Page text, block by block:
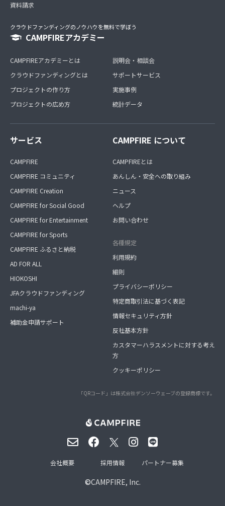
資料請求
クラウドファンディングのノウハウを無料で学ぼう
CAMPFIREアカデミー
CAMPFIREアカデミーとは
クラウドファンディングとは
プロジェクトの作り方
プロジェクトの広め方
説明会・相談会
サポートサービス
実施事例
統計データ
サービス
CAMPFIRE
CAMPFIRE コミュニティ
CAMPFIRE Creation
CAMPFIRE for Social Good
CAMPFIRE for Entertainment
CAMPFIRE for Sports
CAMPFIRE ふるさと納税
AD FOR ALL
HIOKOSHI
JFAクラウドファンディング
machi-ya
補助金申請サポート
CAMPFIRE について
CAMPFIREとは
あんしん・安全への取り組み
ニュース
ヘルプ
お問い合わせ
各種規定
利用規約
細則
プライバシーポリシー
特定商取引法に基づく表記
情報セキュリティ方針
反社基本方針
カスタマーハラスメントに対する考え
方
クッキーポリシー
「QRコード」は株式会社デンソーウェーブの登録商標です。
©CAMPFIRE, Inc.
会社概要 採用情報 パートナー募集